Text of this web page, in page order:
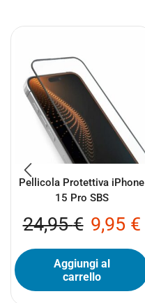
Pellicola Protettiva iPhone
15 Pro SBS
24,95€ 9,95 €
Aggiungi al
carrello